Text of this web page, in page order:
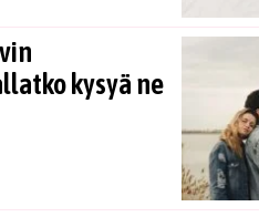
kysyä ne